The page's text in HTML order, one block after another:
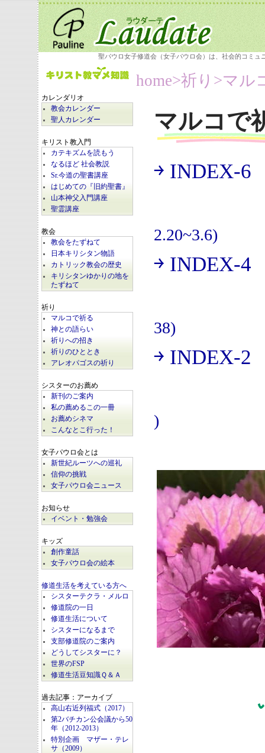
聖パウロ女子修道会（女子パウロ会）は、社会的コミ
カレンダリオ
教会カレンダー
聖人カレンダー
キリスト教入門
カテキズムを読もう
なるほど 社会教説
Sr.今道の聖書講座
はじめての『旧約聖書』
山本神父入門講座
聖霊講座
教会
教会をたずねて
日本キリシタン物語
カトリック教会の歴史
キリシタンゆかりの地を
たずねて
祈り
マルコで祈る
神との語らい
祈りへの招き
祈りのひととき
アレオパゴスの祈り
シスターのお薦め
新刊のご案内
私の薦めるこの一冊
お薦めシネマ
こんなとこ行った！
女子パウロ会とは
新世紀ルーツへの巡礼
信仰の挑戦
女子パウロ会ニュース
お知らせ
イベント・勉強会
キッズ
創作童話
女子パウロ会の絵本
修道生活を考えている方へ
シスターテクラ・メルロ
修道院の一日
修道生活について
シスターになるまで
支部修道院のご案内
どうしてシスターに？
世界のFSP
修道生活豆知識Ｑ＆Ａ
過去記事：アーカイブ
高山右近列福式（2017）
第2バチカン公会議から50
年（2012-2013）
特別企画 マザー・テレ
サ（2009）
home>祈り>マル
マルコで
￫ INDEX-6
2.20~3.6)
￫ INDEX-4
38)
￫ INDEX-2
)